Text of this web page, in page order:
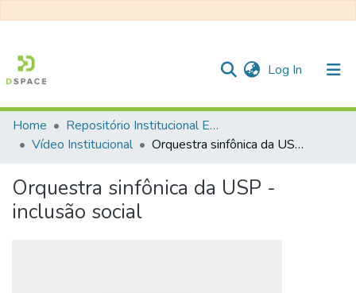
Log In (current)
Communities & Collections
Statistics
Home
Repositório Institucional EESC
Vídeo Institucional
Orquestra sinfônica da USP - inclusão social
Orquestra sinfônica da USP -
inclusão social